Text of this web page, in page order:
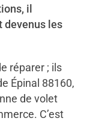
il
devenus les
réparer ; ils
Épinal 88160,
de volet
C’est